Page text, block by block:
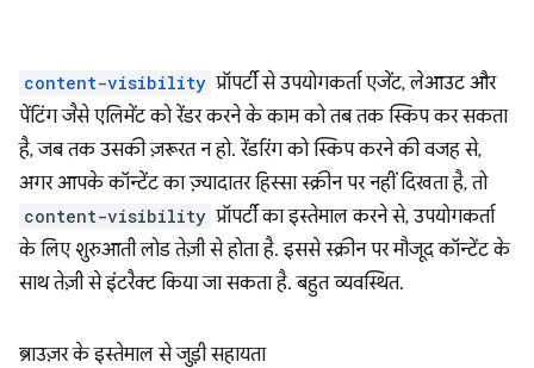
content-visibility प्रॉपर्टी से उपयोगकर्ता एजेंट, लेआउट और
पेंटिंग जैसे एलिमेंट को रेंडर करने के काम को तब तक स्किप कर सकता
है, जब तक उसकी ज़रूरत न हो. रेंडरिंग को स्किप करने की वजह से,
अगर आपके कॉन्टेंट का ज़्यादातर हिस्सा स्क्रीन पर नहीं दिखता है, तो
content-visibility प्रॉपर्टी का इस्तेमाल करने से, उपयोगकर्ता
के लिए शुरुआती लोड तेज़ी से होता है. इससे स्क्रीन पर मौजूद कॉन्टेंट के
साथ तेज़ी से इंटरैक्ट किया जा सकता है. बहुत व्यवस्थित.
ब्राउज़र के इस्तेमाल से जुड़ी सहायता